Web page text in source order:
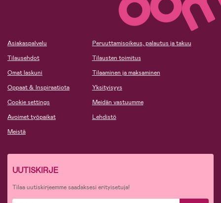
Asiakaspalvelu
Tilausehdot
Omat laskuni
Oppaat & Inspiraatiota
Cookie settings
Avoimet työpaikat
Meistä
Peruuttamisoikeus, palautus ja takuu
Tilausten toimitus
Tilaaminen ja maksaminen
Yksityisyys
Meidän vastuumme
Lehdistö
UUTISKIRJE
Tilaa uutiskirjeemme saadaksesi erityisetuja!